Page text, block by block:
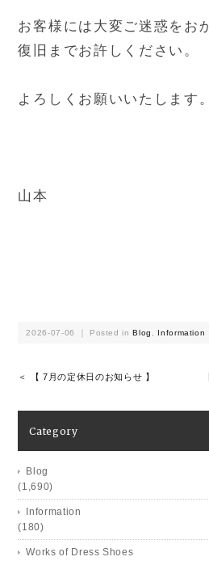
お客様には大変ご迷惑をお
復旧までお許しください。
よろしくお願いいたします。
山本
2026-07-06 ｜ Posted inBlog Information
＜ 【 7月の定休日のお知らせ 】
Category
Blog
(1,690)
Information
(180)
Works of Dress Shoes